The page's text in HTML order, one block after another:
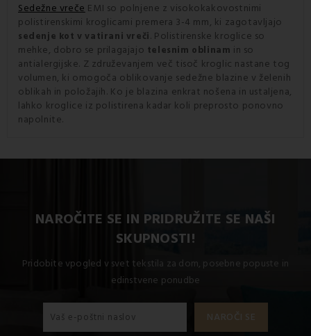
Sedežne vreče EMI so polnjene z visokokakovostnimi
polistirenskimi kroglicami premera 3-4 mm, ki zagotavljajo
sedenje kot v vatirani vreči. Polistirenske kroglice so
mehke, dobro se prilagajajo telesnim oblinam in so
antialergijske. Z združevanjem več tisoč kroglic nastane tog
volumen, ki omogoča oblikovanje sedežne blazine v želenih
oblikah in položajih. Ko je blazina enkrat nošena in ustaljena,
lahko kroglice iz polistirena kadar koli preprosto ponovno
napolnite.
NAROČITE SE IN PRIDRUŽITE SE NAŠI
SKUPNOSTI!
Pridobite vpogled v svet tekstila za dom, posebne popuste in
edinstvene ponudbe